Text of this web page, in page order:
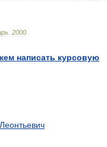
2000
написать курсовую